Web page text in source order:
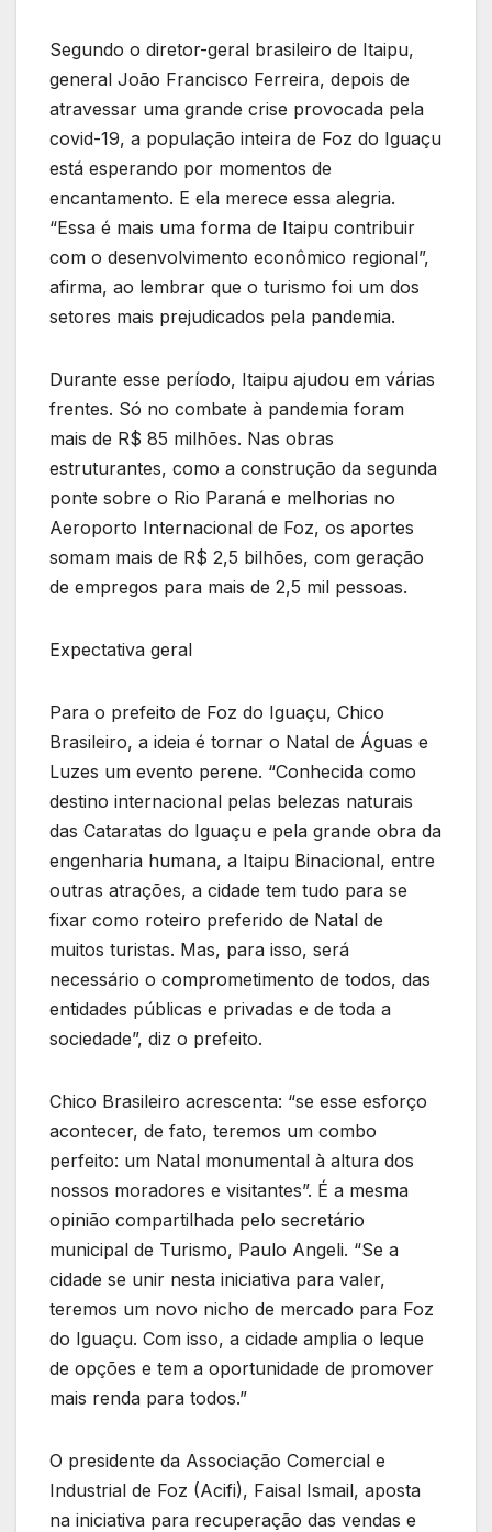
Segundo o diretor-geral brasileiro de Itaipu,
general João Francisco Ferreira, depois de
atravessar uma grande crise provocada pela
covid-19, a população inteira de Foz do Iguaçu
está esperando por momentos de
encantamento. E ela merece essa alegria.
“Essa é mais uma forma de Itaipu contribuir
com o desenvolvimento econômico regional”,
afirma, ao lembrar que o turismo foi um dos
setores mais prejudicados pela pandemia.
Durante esse período, Itaipu ajudou em várias
frentes. Só no combate à pandemia foram
mais de R$ 85 milhões. Nas obras
estruturantes, como a construção da segunda
ponte sobre o Rio Paraná e melhorias no
Aeroporto Internacional de Foz, os aportes
somam mais de R$ 2,5 bilhões, com geração
de empregos para mais de 2,5 mil pessoas.
Expectativa geral
Para o prefeito de Foz do Iguaçu, Chico
Brasileiro, a ideia é tornar o Natal de Águas e
Luzes um evento perene. “Conhecida como
destino internacional pelas belezas naturais
das Cataratas do Iguaçu e pela grande obra da
engenharia humana, a Itaipu Binacional, entre
outras atrações, a cidade tem tudo para se
fixar como roteiro preferido de Natal de
muitos turistas. Mas, para isso, será
necessário o comprometimento de todos, das
entidades públicas e privadas e de toda a
sociedade”, diz o prefeito.
Chico Brasileiro acrescenta: “se esse esforço
acontecer, de fato, teremos um combo
perfeito: um Natal monumental à altura dos
nossos moradores e visitantes”. É a mesma
opinião compartilhada pelo secretário
municipal de Turismo, Paulo Angeli. “Se a
cidade se unir nesta iniciativa para valer,
teremos um novo nicho de mercado para Foz
do Iguaçu. Com isso, a cidade amplia o leque
de opções e tem a oportunidade de promover
mais renda para todos.”
O presidente da Associação Comercial e
Industrial de Foz (Acifi), Faisal Ismail, aposta
na iniciativa para recuperação das vendas e